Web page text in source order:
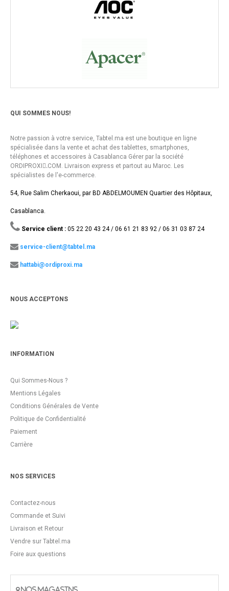
QUI SOMMES NOUS!
Notre passion à votre service, Tabtel.ma est une boutique en ligne
spécialisée dans la vente et achat des tablettes, smartphones,
téléphones et accessoires à Casablanca Gérer par la société
ORDIPROXI.ِCOM. Livraison express et partout au Maroc. Les
spécialistes de l'e-commerce.
54, Rue Salim Cherkaoui, par BD ABDELMOUMEN Quartier des Hôpitaux,
Casablanca.
Service client : 05 22 20 43 24 / 06 61 21 83 92 / 06 31 03 87 24
service-client@tabtel.ma
hattabi@ordiproxi.ma
NOUS ACCEPTONS
INFORMATION
Qui Sommes-Nous ?
Mentions Légales
Conditions Générales de Vente
Politique de Confidentialité
Paiement
Carrière
NOS SERVICES
Contactez-nous
Commande et Suivi
Livraison et Retour
Vendre sur Tabtel.ma
Foire aux questions
NOS MAGASINS